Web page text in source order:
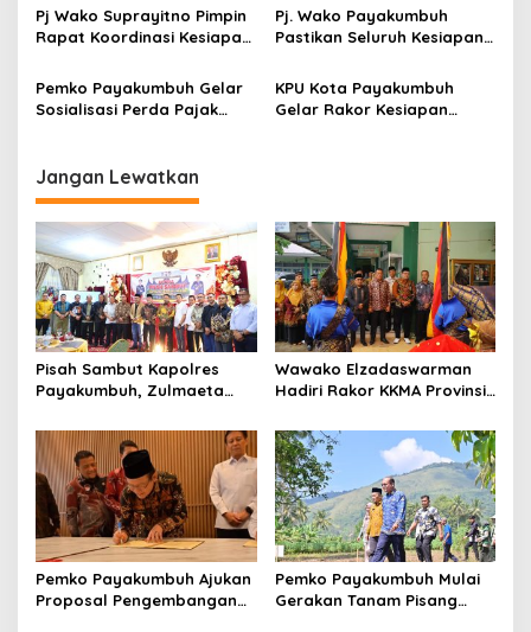
s
2024
Gadang di Luak Ampuah
Pj Wako Suprayitno Pimpin
Rapat Koordinasi Kesiapan
Pj. Wako Payakumbuh
Pastikan Seluruh Kesiapan
Pemko Payakumbuh Gelar
Sosialisasi Perda Pajak
KPU Kota Payakumbuh
Gelar Rakor Kesiapan
Jangan Lewatkan
Pisah Sambut Kapolres
Payakumbuh, Zulmaeta
Ricardo atas
Kepemimpinan
Wawako Elzadaswarman
Hadiri Rakor KKMA Provinsi
Pemko Payakumbuh Ajukan
Proposal Pengembangan
Pemko Payakumbuh Mulai
Gerakan Tanam Pisang